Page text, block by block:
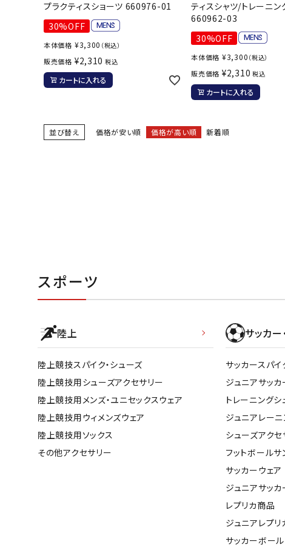
プラクティスショーツ 660976-01
30%OFF
本体価格 ¥3,300 （税込）
販売価格 ¥2,310 税込
カートに入れる
ティスシャツ/トレーニン
660962-03
30%OFF
本体価格 ¥3,300 （税込）
販売価格 ¥2,310 税込
カートに入れる
並び替え 価格が安い順 価格が高い順 新着順
スポーツ
陸上
陸上競技スパイク・シューズ
陸上競技用シューズアクセサリー
陸上競技用メンズ・ユニセックスウェア
陸上競技用ウィメンズウェア
陸上競技用ソックス
その他アクセサリー
サッカー
サッカースパイ
ジュニアサッカ
トレーニングシ
ジュニアレー
シューズアクセ
フットボールサ
サッカーウェア
ジュニアサッカ
レプリカ商品
ジュニアレプリ
サッカーボール